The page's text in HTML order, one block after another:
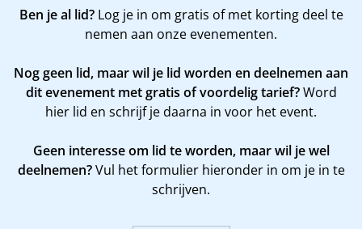
Ben je al lid?Log je in om gratis of met korting deel te
nemen aan onze evenementen.
Nog geen lid, maar wil je lid worden en deelnemen aan
dit evenement met gratis of voordelig tarief?Word
hier lid en schrijf je daarna in voor het event.
Geen interesse om lid te worden, maar wil je wel
deelnemen?Vul het formulier hieronder in om je in te
schrijven.